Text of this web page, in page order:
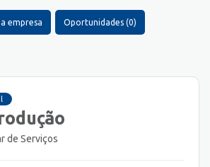
empresa Oportunidades (0)
de Serviços